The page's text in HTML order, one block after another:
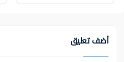
أضف تعليق